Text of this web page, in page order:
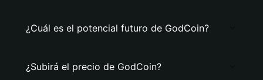
¿Cuál es el potencial futuro de GodCoin?
¿Subirá el precio de GodCoin?